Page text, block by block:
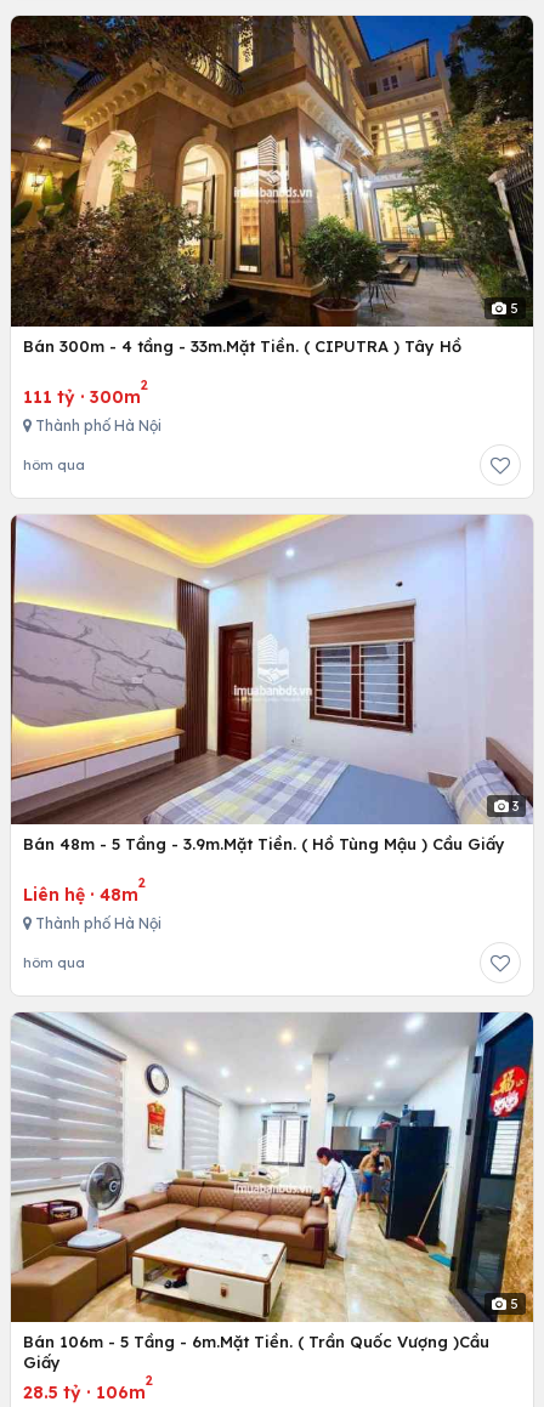
5
Bán 300m - 4 tầng - 33m.Mặt Tiền. ( CIPUTRA ) Tây Hồ
111 tỷ · 300m
2
Thành phố Hà Nội
hôm qua
3
Bán 48m - 5 Tầng - 3.9m.Mặt Tiền. ( Hồ Tùng Mậu ) Cầu Giấy
Liên hệ · 48m
2
Thành phố Hà Nội
hôm qua
5
Bán 106m - 5 Tầng - 6m.Mặt Tiền. ( Trần Quốc Vượng )Cầu
Giấy
28.5 tỷ · 106m
2